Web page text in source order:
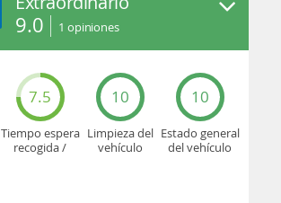
9.0 1 opiniones
7.5
Tiempo espera
recogida /
10
Limpieza del
vehículo
10
Estado general
del vehículo